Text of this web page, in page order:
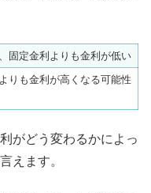
固定金利よりも金利が低い
りも金利が高くなる可能性
がどう変わるかによっ
えます。